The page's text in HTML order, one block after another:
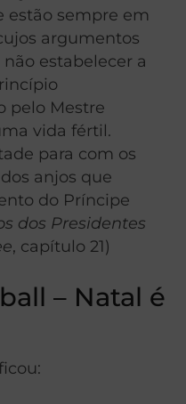
estão sempre em
argumentos
estabelecer a
pelo Mestre
vida fértil.
para com os
anjos que
do Príncipe
dos Presidentes
, capítulo 21)
– Natal é